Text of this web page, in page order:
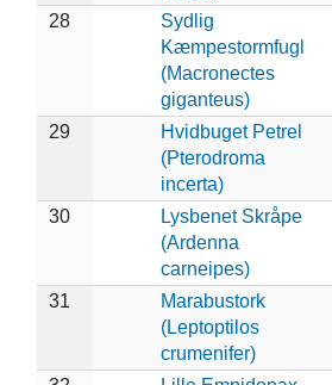
28
Sydlig
Kæmpestormfugl
(Macronectes
giganteus)
29
Hvidbuget Petrel
(Pterodroma
incerta)
30
Lysbenet Skråpe
(Ardenna
carneipes)
31
Marabustork
(Leptoptilos
crumenifer)